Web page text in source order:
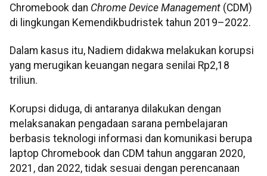
Chromebook dan Chrome Device Management (CDM)
di lingkungan Kemendikbudristek tahun 2019–2022.
Dalam kasus itu, Nadiem didakwa melakukan korupsi
yang merugikan keuangan negara senilai Rp2,18
triliun.
Korupsi diduga, di antaranya dilakukan dengan
melaksanakan pengadaan sarana pembelajaran
berbasis teknologi informasi dan komunikasi berupa
laptop Chromebook dan CDM tahun anggaran 2020,
2021, dan 2022, tidak sesuai dengan perencanaan